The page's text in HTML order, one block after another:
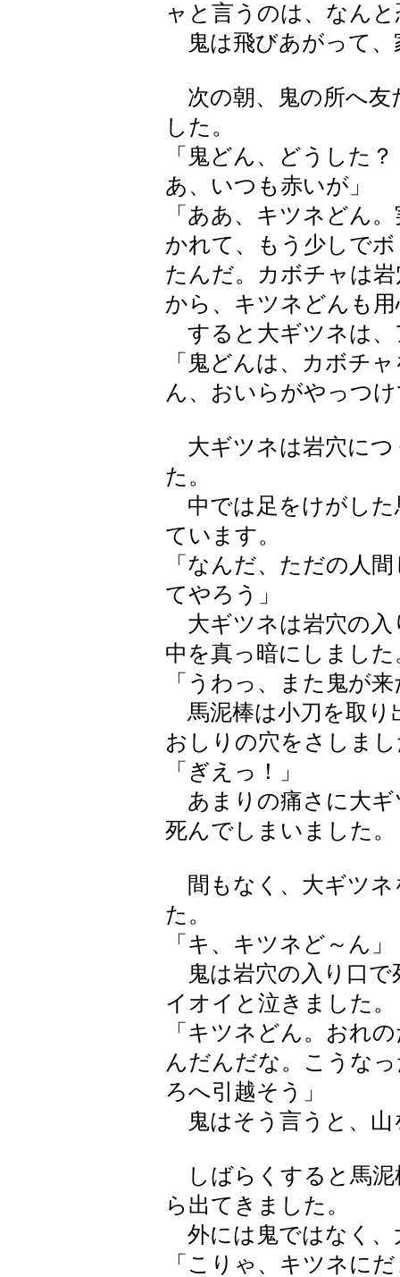
ャと言うのは、なん
鬼は飛びあがって、
次の朝、鬼の所へ友
した。
「鬼どん、どうした
あ、いつも赤いが」
「ああ、キツネどん
かれて、もう少しで
たんだ。カボチャは
から、キツネどんも
すると大ギツネは、
「鬼どんは、カボチ
ん、おいらがやっつ
大ギツネは岩穴につ
た。
中では足をけがした
ています。
「なんだ、ただの人
てやろう」
大ギツネは岩穴の入
中を真っ暗にしました
「うわっ、また鬼が
馬泥棒は小刀を取り
おしりの穴をさしま
「ぎえっ！」
あまりの痛さに大ギ
死んでしまいました。
間もなく、大ギツネ
た。
「キ、キツネど～ん」
鬼は岩穴の入り口で
イオイと泣きました。
「キツネどん。おれ
んだんだな。こうな
ろへ引越そう」
鬼はそう言うと、山
しばらくすると馬泥
ら出てきました。
外には鬼ではなく、
「こりゃ、キツネに